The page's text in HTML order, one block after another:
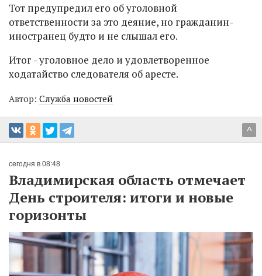
Тот предупредил его об уголовной
ответственности за это деяние, но гражданин-
иностранец будто и не слышал его.
Итог - уголовное дело и удовлетворенное
ходатайство следователя об аресте.
Автор: Служба новостей
^
сегодня в 08:48
Владимирская область отмечает
День строителя: итоги и новые
горизонты